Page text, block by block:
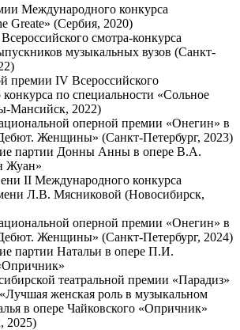
Международного конкурса
Greate» (Сербия, 2020)
смотра-конкурса
музыкальных вузов (Санкт-
премии IV Всероссийского
по специальности «Сольное
Мансийск, 2022)
оперной премии «Онегин» в
Женщины» (Санкт-Петербург, 2023)
партии Донны Анны в опере В.А.
Жуан»
II Международного конкурса
Л.В. Мясниковой (Новосибирск,
оперной премии «Онегин» в
Женщины» (Санкт-Петербург, 2024)
партии Натальи в опере П.И.
театральной премии «Парадиз»
женская роль в музыкальном
в опере Чайковского «Опричник»
2025)